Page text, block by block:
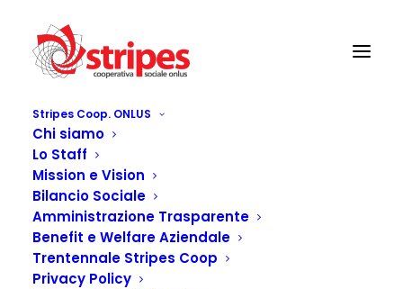
Stripes Coop. ONLUS
Chi siamo
Lo Staff
Mission e Vision
Bilancio Sociale
Amministrazione Trasparente
Benefit e Welfare Aziendale
Trentennale Stripes Coop
Privacy Policy